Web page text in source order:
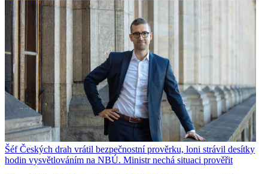
Šéf Českých drah vrátil bezpečnostní prověrku, loni strávil desítky
hodin vysvětlováním na NBÚ. Ministr nechá situaci prověřit